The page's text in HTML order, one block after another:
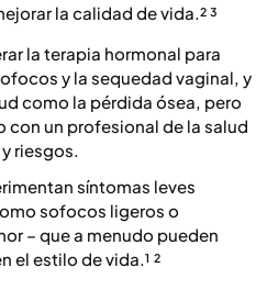
la calidad de vida.² ³
la terapia hormonal para
y la sequedad vaginal, y
como la pérdida ósea, pero
con un profesional de la salud
riesgos.
síntomas leves
sofocos ligeros o
– que a menudo pueden
el estilo de vida.¹ ²